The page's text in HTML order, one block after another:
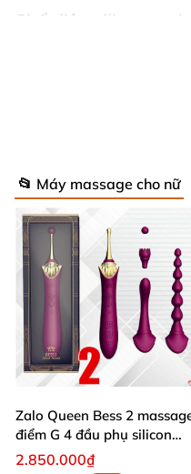
Chất liệu silicone
📂 Máy massage cho nữ
Zalo Queen Bess 2
điểm G 4 đầu phụ silicon
cao cấp rung nóng
2.850.000₫